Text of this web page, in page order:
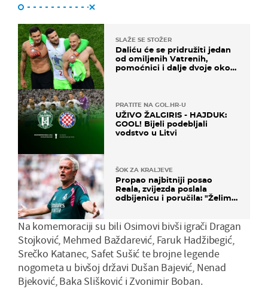
SLAŽE SE STOŽER
Daliću će se pridružiti jedan
od omiljenih Vatrenih,
pomoćnici i dalje dvoje oko
PRATITE NA GOL.HR-U
UŽIVO ŽALGIRIS - HAJDUK:
GOOL! Bijeli podebljali
vodstvo u Litvi
ŠOK ZA KRALJEVE
Propao najbitniji posao
Reala, zvijezda poslala
odbijenicu i poručila: "Želim
Na komemoraciji su bili Osimovi bivši igrači Dragan
Stojković, Mehmed Baždarević, Faruk Hadžibegić,
Srečko Katanec, Safet Sušić te brojne legende
nogometa u bivšoj državi Dušan Bajević, Nenad
Bjeković, Baka Slišković i Zvonimir Boban.